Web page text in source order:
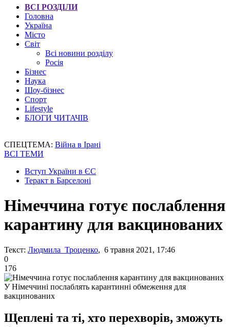
ВСІ РОЗДІЛИ
Головна
Україна
Місто
Світ
Всі новини розділу
Росія
Бізнес
Наука
Шоу-бізнес
Спорт
Lifestyle
БЛОГИ ЧИТАЧІВ
СПЕЦТЕМА: Війна в Ірані
ВСІ ТЕМИ
Вступ України в ЄС
Теракт в Барселоні
Німеччина готує послаблення
карантину для вакцинованих
Текст: Людмила Троценко, 6 травня 2021, 17:46
0
176
У Німеччині послаблять карантинні обмеження для
вакцинованих
Щеплені та ті, хто перехворів, зможуть